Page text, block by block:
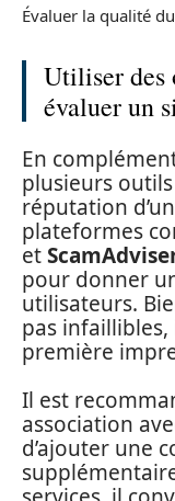
Évaluer la qualité
Utiliser des
évaluer un
En
plusieurs
réputation
plateformes
et
pour donner
utilisateurs.
pas
première
Il est
association
d’ajouter une